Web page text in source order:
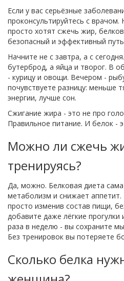
Если у вас серьёзные
проконсультируйтесь с
просто хотят сжечь жир,
безопасный и эффективный
Начните не с завтра, а с
бутерброд, а яйца и творог. В
- курицу и овощи. Вечером -
почувствуете разницу: меньше
энергии, лучше сон.
Сжигание жира - это не про
Правильное питание. И белок -
Можно ли сжечь
тренируясь?
Да, можно. Белковая диета
метаболизм и снижает
просто изменив состав пищи,
добавите даже лёгкие
раза в неделю - вы сохраните
Без тренировок вы потеряете
Сколько белка